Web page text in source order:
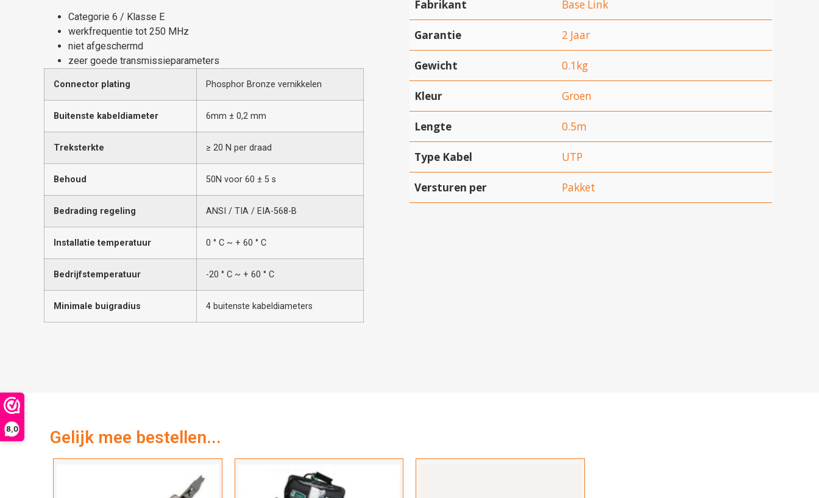
8,0
Categorie 6 / Klasse E
werkfrequentie tot 250 MHz
niet afgeschermd
zeer goede transmissieparameters
Connector plating Phosphor Bronze vernikkelen
Buitenste kabeldiameter 6mm ± 0,2 mm
Treksterkte ≥ 20 N per draad
Behoud 50N voor 60 ± 5 s
Bedrading regeling ANSI / TIA / EIA-568-B
Installatie temperatuur 0 ° C ~ + 60 ° C
Bedrijfstemperatuur -20 ° C ~ + 60 ° C
Minimale buigradius 4 buitenste kabeldiameters
Fabrikant Base Link
Garantie 2 Jaar
Gewicht 0.1kg
Kleur Groen
Lengte 0.5m
Type Kabel UTP
Versturen per Pakket
Gelijk mee bestellen...